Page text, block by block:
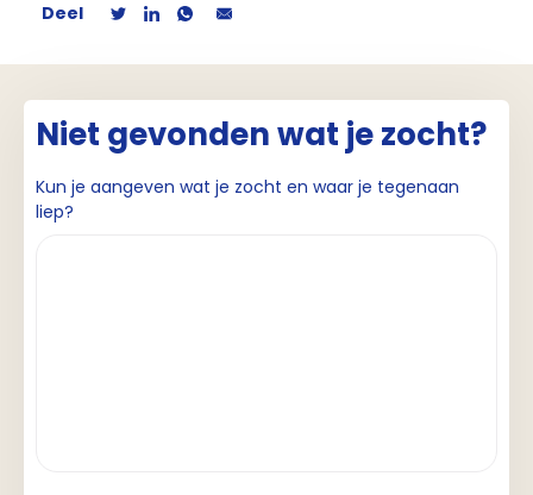
Deel
Niet gevonden wat je zocht?
Kun je aangeven wat je zocht en waar je tegenaan
liep?